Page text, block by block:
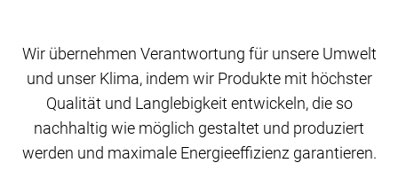
Wir übernehmen Verantwortung für unsere Umwelt
und unser Klima, indem wir Produkte mit höchster
Qualität und Langlebigkeit entwickeln, die so
nachhaltig wie möglich gestaltet und produziert
werden und maximale Energieeffizienz garantieren.